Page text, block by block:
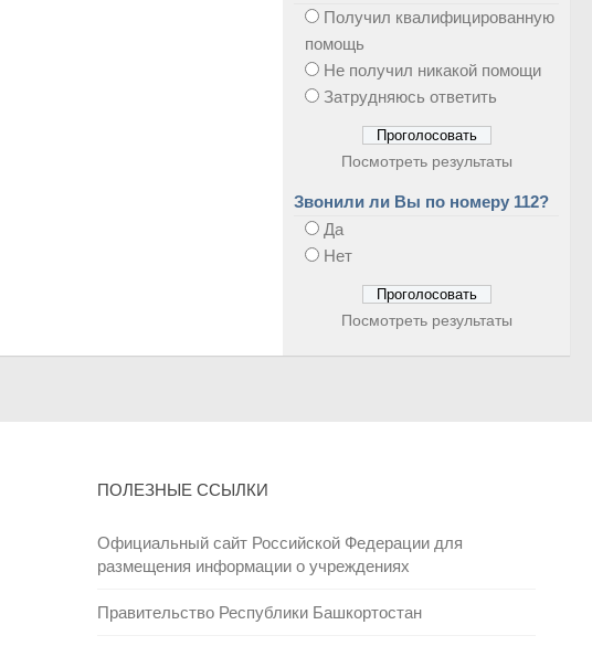
Получил квалифицированную
помощь
Не получил никакой помощи
Затрудняюсь ответить
Посмотреть результаты
Звонили ли Вы по номеру 112?
Да
Нет
Посмотреть результаты
ПОЛЕЗНЫЕ ССЫЛКИ
Официальный сайт Российской Федерации для
размещения информации о учреждениях
Правительство Республики Башкортостан